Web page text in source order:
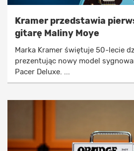
Kramer przedstawia
gitarę Maliny Moye
Marka Kramer świętuje 50-lecie
prezentując nowy model
Pacer Deluxe. ...